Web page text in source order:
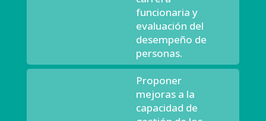
funcionaria y
evaluación del
desempeño de
personas.
Proponer
mejoras a la
capacidad de